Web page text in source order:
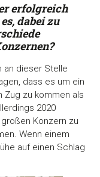
erfolgreich
dabei zu
nen?
an dieser Stelle
dass es um ein
Zug zu kommen als
2020
Konzern zu
Wenn einem
auf einen Schlag